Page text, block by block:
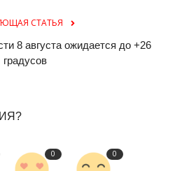
СТАТЬЯ
8 августа ожидается до +26
градусов
0 0